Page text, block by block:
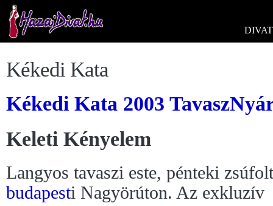
DIVAT
Kékedi Kata
Kékedi Kata 2003
Keleti Kényelem
Langyos tavaszi este, pénteki
budapesti Nagyörúton. Az exkluzív